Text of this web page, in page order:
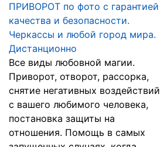
ПРИВОРОТ по фото с гарантией
качества и безопасности.
Черкассы и любой город мира.
Дистанционно
Все виды любовной магии.
Приворот, отворот, рассорка,
снятие негативных воздействий
с вашего любимого человека,
постановка защиты на
отношения. Помощь в самых